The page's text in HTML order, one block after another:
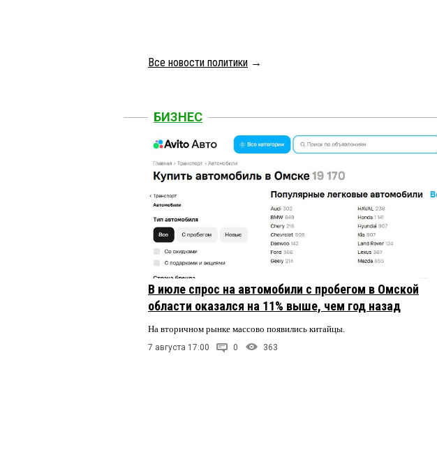
Все новости политики →
БИЗНЕС
В июле спрос на автомобили с пробегом в Омской
области оказался на 11% выше, чем год назад
На вторичном рынке массово появились китайцы.
7 августа 17:00 0 363